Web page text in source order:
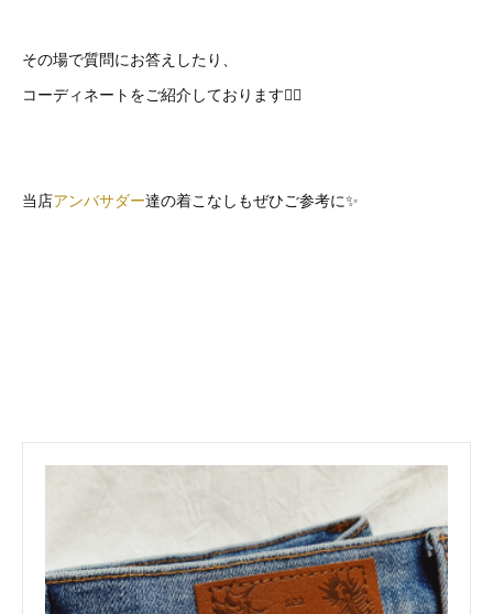
その場で質問にお答えしたり、
コーディネートをご紹介しております🙇‍♀️
当店アンバサダー達の着こなしもぜひご参考に✨